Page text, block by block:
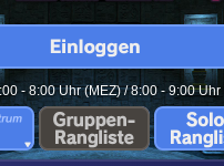
- 8:00 Uhr (MEZ) / 8:00 - 9:00 Uhr